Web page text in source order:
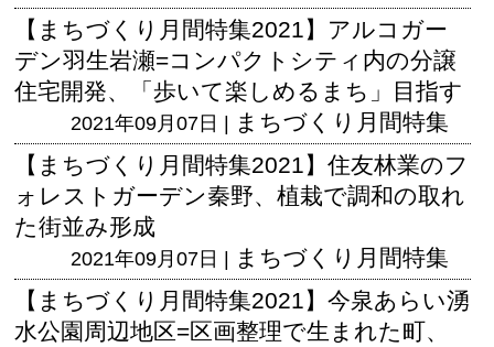
【まちづくり月間特集2021】アルコガー
デン羽生岩瀬=コンパクトシティ内の分譲
住宅開発、「歩いて楽しめるまち」目指す
2021年09月07日 | まちづくり月間特集
【まちづくり月間特集2021】住友林業のフ
ォレストガーデン秦野、植栽で調和の取れ
た街並み形成
2021年09月07日 | まちづくり月間特集
【まちづくり月間特集2021】今泉あらい湧
水公園周辺地区=区画整理で生まれた町、